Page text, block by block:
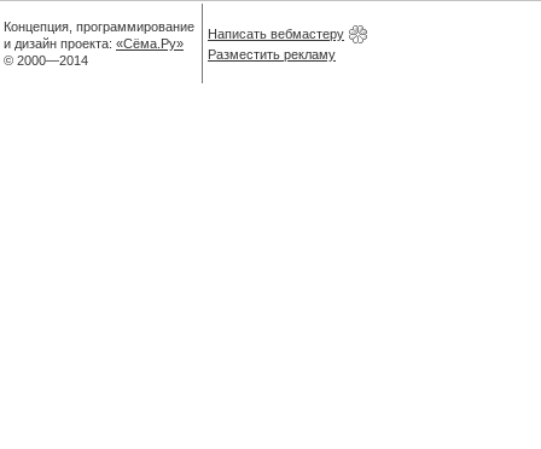
Концепция, программирование
и дизайн проекта: «Сёма.Ру»
© 2000—2014
Написать вебмастеру
Разместить рекламу